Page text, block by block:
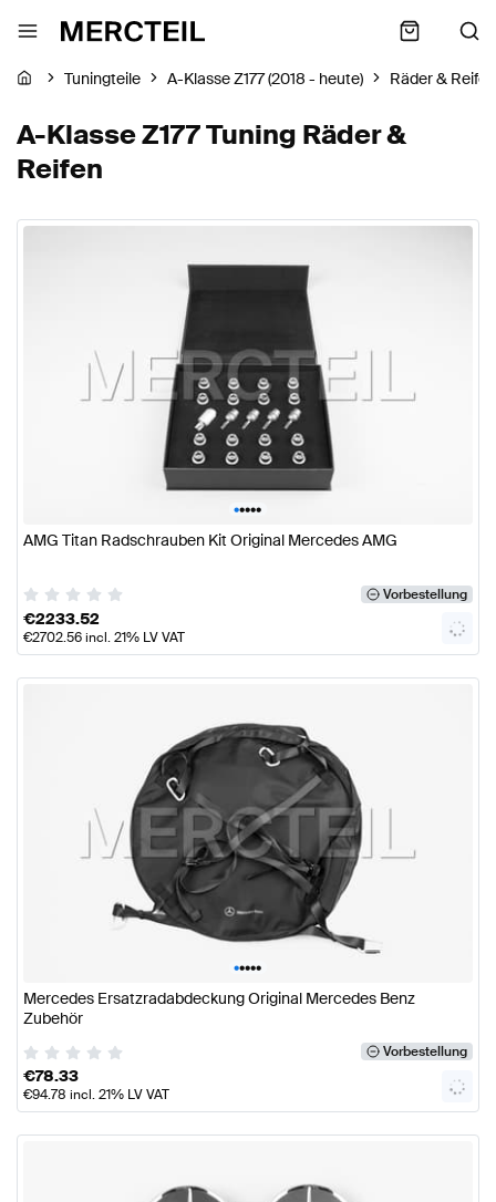
Tuningteile A-Klasse Z177 (2018 - heute) Räder & Reifen
A-Klasse Z177 Tuning Räder &
Reifen
•••••
AMG Titan Radschrauben Kit Original Mercedes AMG
Vorbestellung
€2233.52
€2702.56incl. 21% LV VAT
•••••
Mercedes Ersatzradabdeckung Original Mercedes Benz
Zubehör
Vorbestellung
€78.33
€94.78 incl. 21% LV VAT